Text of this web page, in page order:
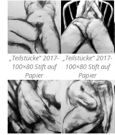
„Teilstücke“ 2017-
100×80 Stift auf
Papier
„Teilstücke“ 2017-
100×80 Stift auf
Papier